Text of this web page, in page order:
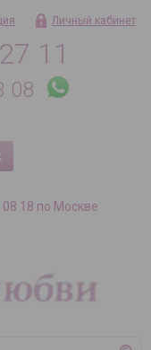
11
08
Личный кабинет
08 18 по Москве